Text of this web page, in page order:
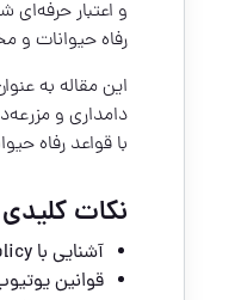
و اعتبار
رفاه حیوانات و
این مقاله به
دامداری و
با قواعد رفاه
نکات کلیدی
آشنایی با Animal Welfare YouTube Policy برای جلوگیری از حذف و محدودسازی ضروری است.
قوانین